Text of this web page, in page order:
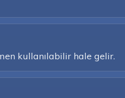
kullanılabilir hale gelir.